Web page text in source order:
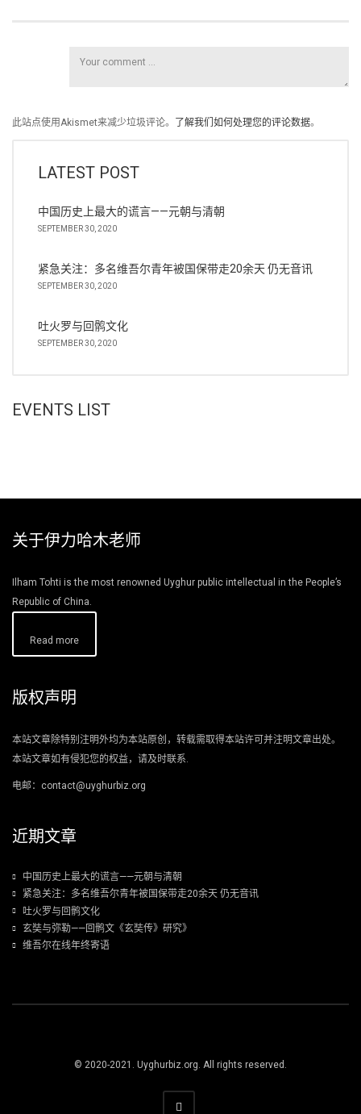
此站点使用Akismet来减少垃圾评论。 了解我们如何处理您的评论数据。
LATEST POST
中国历史上最大的谎言——元朝与清朝
SEPTEMBER 30, 2020
紧急关注：多名维吾尔青年被国保带走20余天 仍无音讯
SEPTEMBER 30, 2020
吐火罗与回鹘文化
SEPTEMBER 30, 2020
EVENTS LIST
关于伊力哈木老师
Ilham Tohti is the most renowned Uyghur public intellectual in the People’s
Republic of China.
Read more
版权声明
本站文章除特别注明外均为本站原创，转载需取得本站许可并注明文章出处。
本站文章如有侵犯您的权益，请及时联系.
电邮：contact@uyghurbiz.org
近期文章
中国历史上最大的谎言——元朝与清朝
紧急关注：多名维吾尔青年被国保带走20余天 仍无音讯
吐火罗与回鹘文化
玄奘与弥勒——回鹘文《玄奘传》研究》
维吾尔在线年终寄语
© 2020-2021. Uyghurbiz.org. All rights reserved.